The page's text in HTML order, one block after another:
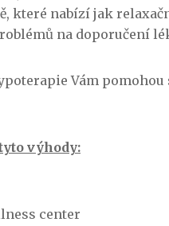
které nabízí jak
na doporučení
Vám
výhody:
center